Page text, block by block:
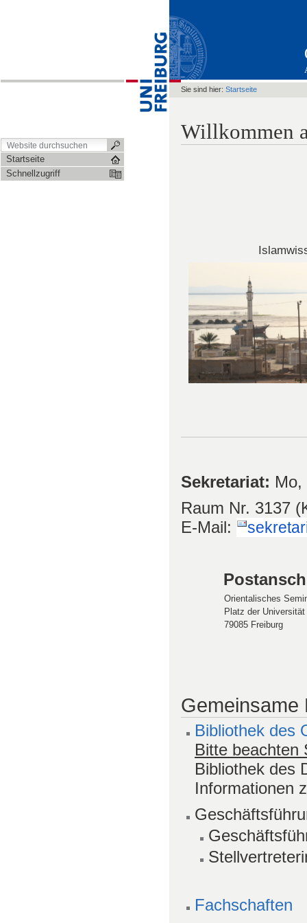
Startseite
Schnellzugriff
Sie sind hier: Startseite
Willkommen
Sekretariat: Mo,
Raum Nr. 3137
E-Mail:
Orientalisches
Platz der Universität
79085 Freiburg
Gemeinsame
Bibliothek des
Bitte beachten
Bibliothek des
Informationen
Fachschaften